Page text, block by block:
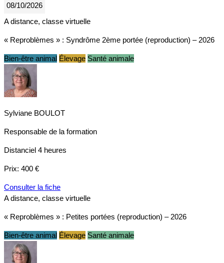
08/10/2026
A distance, classe virtuelle
« Reproblèmes » : Syndrôme 2ème portée (reproduction) – 2026
Bien-être animal Élevage Santé animale
Sylviane BOULOT
Responsable de la formation
Distanciel 4 heures
Prix: 400 €
Consulter la fiche
A distance, classe virtuelle
« Reproblèmes » : Petites portées (reproduction) – 2026
Bien-être animal Élevage Santé animale